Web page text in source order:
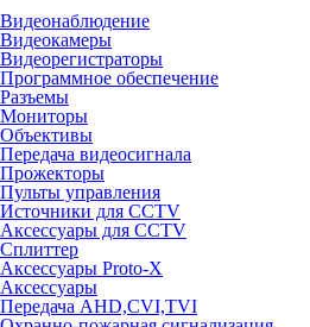
Видеонаблюдение
Видеокамеры
Видеорегистраторы
Программное обеспечение
Разъемы
Мониторы
Объективы
Передача видеосигнала
Прожекторы
Пульты управления
Источники для CCTV
Аксессуары для CCTV
Сплиттер
Аксессуары Proto-X
Аксессуары
Передача AHD,CVI,TVI